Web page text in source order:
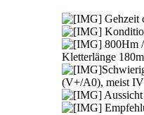
Gehzeit
800Hm
Kletterlänge
(V+/A0), meist
Aussicht